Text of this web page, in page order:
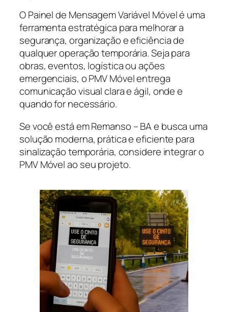
O Painel de Mensagem Variável Móvel é uma
ferramenta estratégica para melhorar a
segurança, organização e eficiência de
qualquer operação temporária. Seja para
obras, eventos, logística ou ações
emergenciais, o PMV Móvel entrega
comunicação visual clara e ágil, onde e
quando for necessário.
Se você está em Remanso – BA e busca uma
solução moderna, prática e eficiente para
sinalização temporária, considere integrar o
PMV Móvel ao seu projeto.